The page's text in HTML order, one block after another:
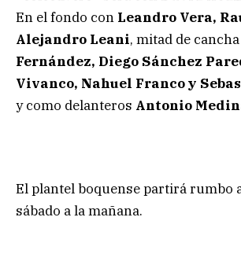
En el fondo con Leandro Vera,
Alejandro Leani, mitad de
Fernández, Diego Sánchez
Vivanco, Nahuel Franco y
y como delanteros Antonio
El plantel boquense partirá rumbo
sábado a la mañana.